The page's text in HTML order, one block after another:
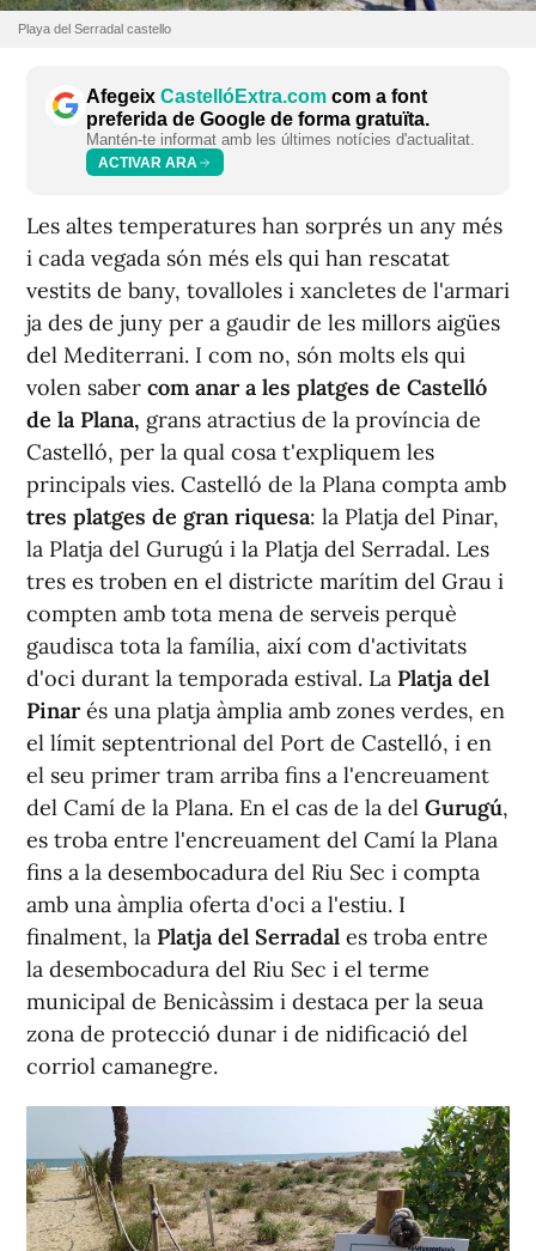
Playa del Serradal castello
Afegeix CastellóExtra.com com a font
preferida de Google de forma gratuïta.
Mantén-te informat amb les últimes notícies d'actualitat.
ACTIVAR ARA
Les altes temperatures han sorprés un any més
i cada vegada són més els qui han rescatat
vestits de bany, tovalloles i xancletes de l'armari
ja des de juny per a gaudir de les millors aigües
del Mediterrani. I com no, són molts els qui
volen saber com anar a les platges de Castelló
de la Plana, grans atractius de la província de
Castelló, per la qual cosa t'expliquem les
principals vies. Castelló de la Plana compta amb
tres platges de gran riquesa: la Platja del Pinar,
la Platja del Gurugú i la Platja del Serradal. Les
tres es troben en el districte marítim del Grau i
compten amb tota mena de serveis perquè
gaudisca tota la família, així com d'activitats
d'oci durant la temporada estival. La Platja del
Pinarés una platja àmplia amb zones verdes, en
el límit septentrional del Port de Castelló, i en
el seu primer tram arriba fins a l'encreuament
del Camí de la Plana. En el cas de la del Gurugú,
es troba entre l'encreuament del Camí la Plana
fins a la desembocadura del Riu Sec i compta
amb una àmplia oferta d'oci a l'estiu. I
finalment, la Platja del Serradal es troba entre
la desembocadura del Riu Sec i el terme
municipal de Benicàssim i destaca per la seua
zona de protecció dunar i de nidificació del
corriol camanegre.